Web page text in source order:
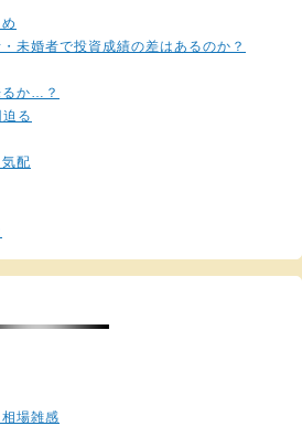
未婚者で投資成績の差はあるのか？
るか…？
る
配
場雑感